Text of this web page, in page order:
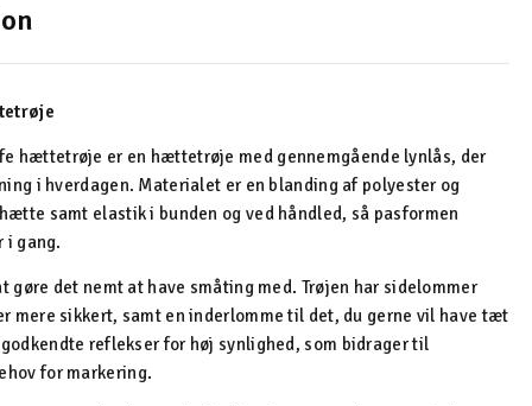
hættetrøje er en hættetrøje med gennemgående lynlås, der
i hverdagen. Materialet er en blanding af polyester og
samt elastik i bunden og ved håndled, så pasformen
i gang.
det nemt at have småting med. Trøjen har sidelommer
mere sikkert, samt en inderlomme til det, du gerne vil have tæt
reflekser for høj synlighed, som bidrager til
for markering.